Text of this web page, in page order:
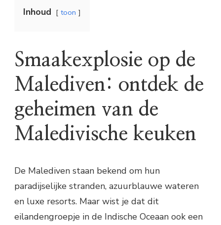
Inhoud toon
Smaakexplosie op de
Malediven: ontdek de
geheimen van de
Maledivische keuken
De Malediven staan bekend om hun
paradijselijke stranden, azuurblauwe wateren
en luxe resorts. Maar wist je dat dit
eilandengroepje in de Indische Oceaan ook een